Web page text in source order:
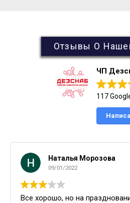
Отзывы О
ЧП
117
Наталья Морозова
09/01/2022
Все хорошо, но на